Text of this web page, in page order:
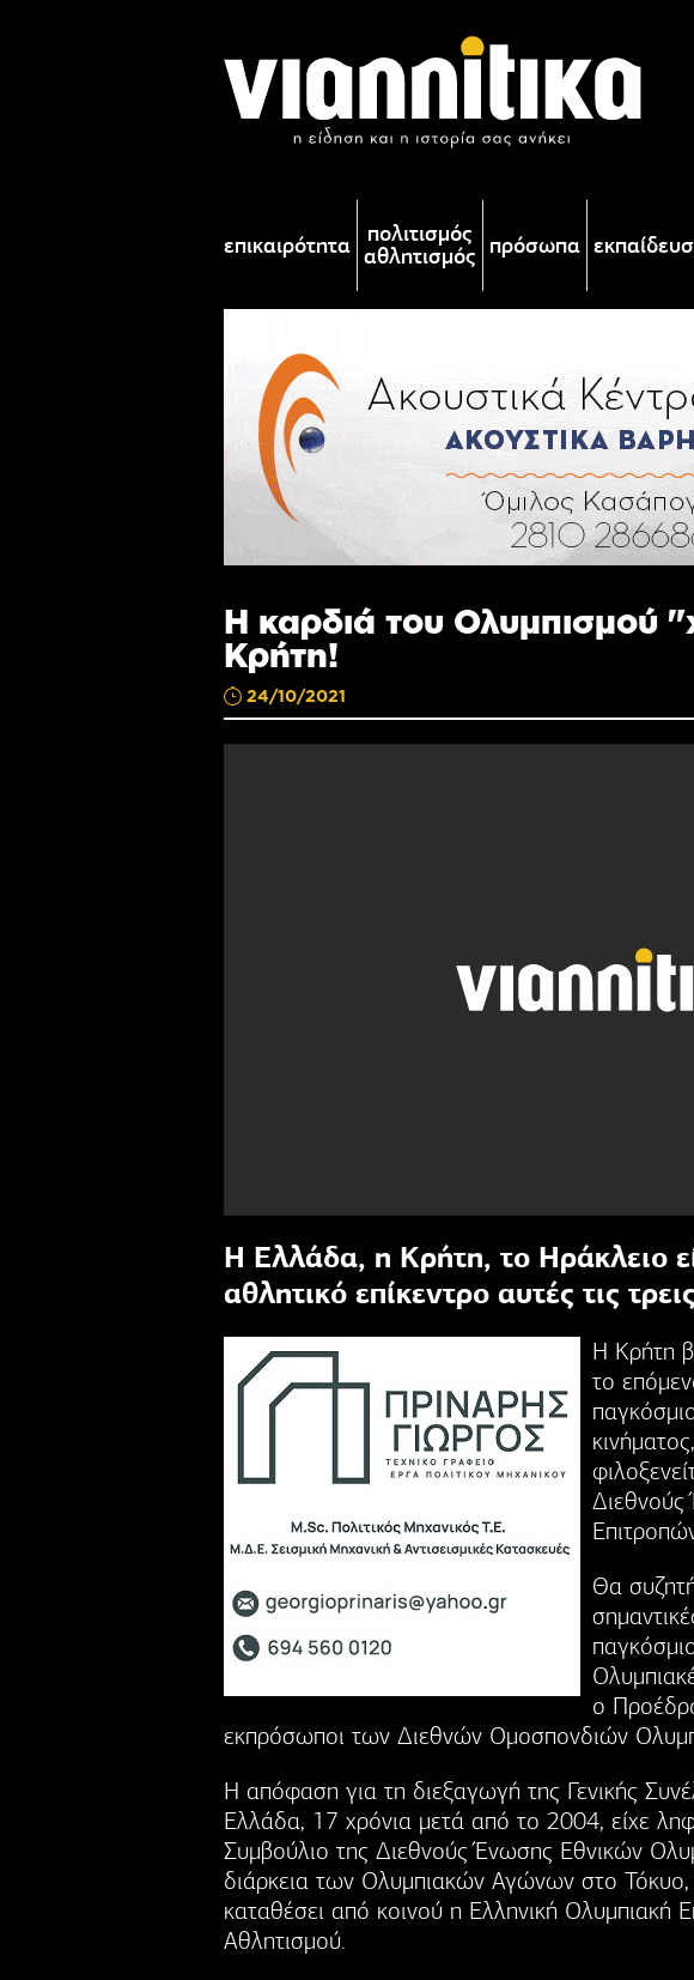
επικαιρότητα πολιτισμός
αθλητισμός πρόσωπα
Η καρδιά του Ολυμπισμού
Κρήτη!
24/10/2021
Η Ελλάδα, η Κρήτη, το Ηράκλειο
αθλητικό επίκεντρο αυτές τις
Η Κρήτη
το
Θα
ο
εκπρόσωποι των Διεθνών Ομοσπονδιών
Η απόφαση για τη διεξαγωγή της Γενικής
Ελλάδα, 17 χρόνια μετά από το 2004, είχε
Συμβούλιο της Διεθνούς Ένωσης Εθνικών
διάρκεια των Ολυμπιακών Αγώνων στο Τόκυο,
καταθέσει από κοινού η Ελληνική Ολυμπιακή
Αθλητισμού.